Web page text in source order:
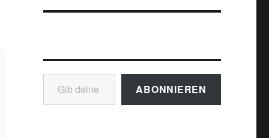
Gib deine E-Mail-Adresse ein ...
ABONNIEREN